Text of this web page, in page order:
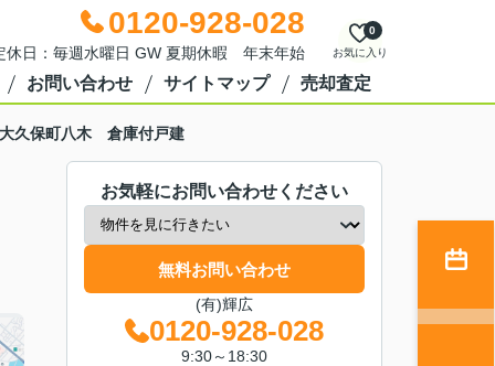
0120-928-028
日：毎週水曜日 GW 夏期休暇 年末年始 お気に入り
0
お問い合わせ サイトマップ 売却査定
久保町八木 倉庫付戸建
お気軽にお問い合わせください
無料お問い合わせ
(有)輝広
0120-928-028
9:30～18:30